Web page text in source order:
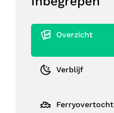
Overzicht
Verblijf
Ferryovertocht